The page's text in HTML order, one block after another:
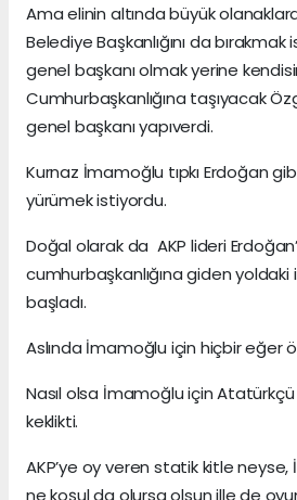
Ama elinin altında büyük
Belediye Başkanlığını da
genel başkanı olmak yerine
Cumhurbaşkanlığına taşıyacak
genel başkanı yapıverdi.
Kurnaz İmamoğlu tıpkı Erdoğan
yürümek istiyordu.
Doğal olarak da AKP lideri
cumhurbaşkanlığına giden
başladı.
Aslında İmamoğlu için hiçbir eğer
Nasıl olsa İmamoğlu için
keklikti.
AKP’ye oy veren statik kitle
ne koşul da olursa olsun ille de